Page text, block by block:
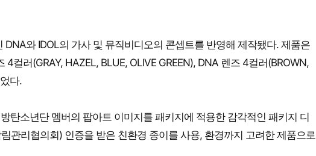
와 IDOL의 가사 및 뮤직비디오의 콘셉트를 반영해 제작됐다. 제품은
컬러(GRAY, HAZEL, BLUE, OLIVE GREEN), DNA 렌즈 4컬러(BROWN,
다.
탄소년단 멤버의 팝아트 이미지를 패키지에 적용한 감각적인 패키지 디
관리협의회) 인증을 받은 친환경 종이를 사용, 환경까지 고려한 제품으로